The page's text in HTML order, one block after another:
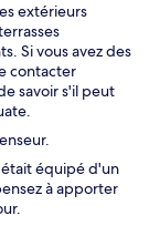
extérieurs
Si vous avez des
contacter
savoir s'il peut
équipé d'un
à apporter